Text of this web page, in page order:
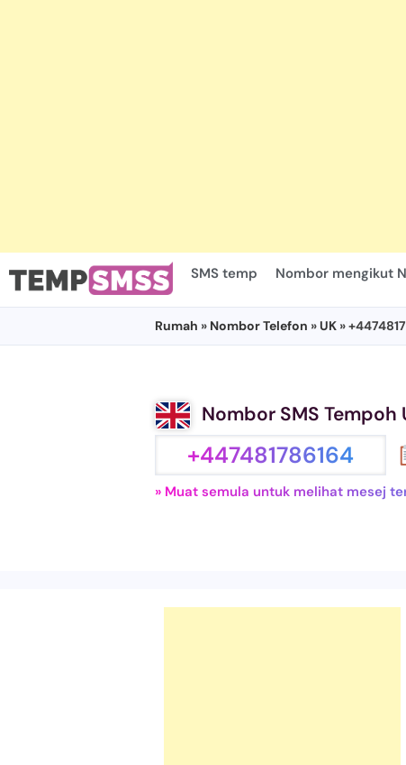
SMS temp Nombor mengikut
Rumah » Nombor Telefon »UK »
Nombor SMS Tempoh
+447481786164
» Muat semula untuk melihat mesej